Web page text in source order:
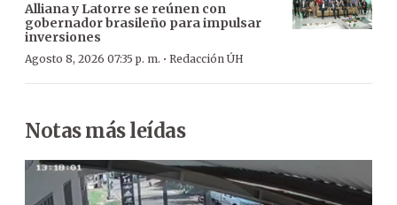
Alliana y Latorre se reúnen con
gobernador brasileño para impulsar
inversiones
Agosto 8, 2026 07:35 p. m. · Redacción ÚH
Notas más leídas